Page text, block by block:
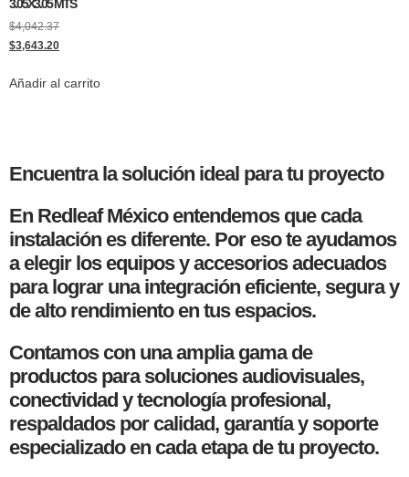
3.05X3.05 MTS
$4,042.37
$3,643.20
Añadir al carrito
Encuentra la solución ideal para tu proyecto
En Redleaf México entendemos que cada
instalación es diferente. Por eso te ayudamos
a elegir los equipos y accesorios adecuados
para lograr una integración eficiente, segura y
de alto rendimiento en tus espacios.
Contamos con una amplia gama de
productos para soluciones audiovisuales,
conectividad y tecnología profesional,
respaldados por calidad, garantía y soporte
especializado en cada etapa de tu proyecto.